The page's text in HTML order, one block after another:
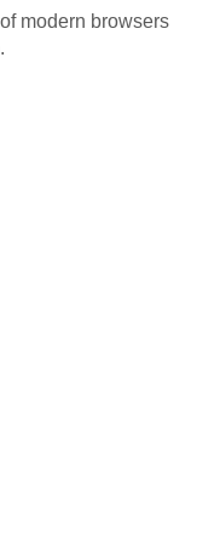
modern browsers